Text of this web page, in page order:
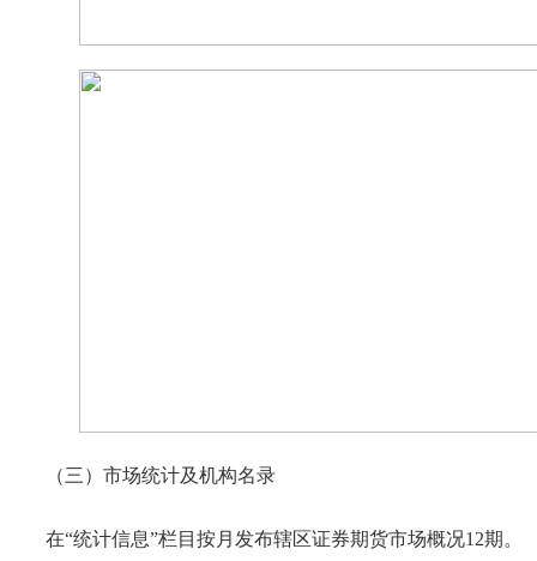
（三）市场统计及机构名录
在“统计信息”栏目按月发布辖区证券期货市场概况12期。